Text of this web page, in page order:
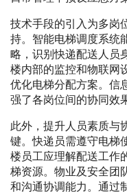
技术手段的引入为多岗
持。智能电梯调度系统
略，识别快递配送人员
楼内部的监控和物联网
优化电梯分配方案。信
强了各岗位间的协同效
此外，提升人员素质与
键。快递员需遵守电梯
楼员工应理解配送工作
梯资源。物业及安全团
和沟通协调能力。通过